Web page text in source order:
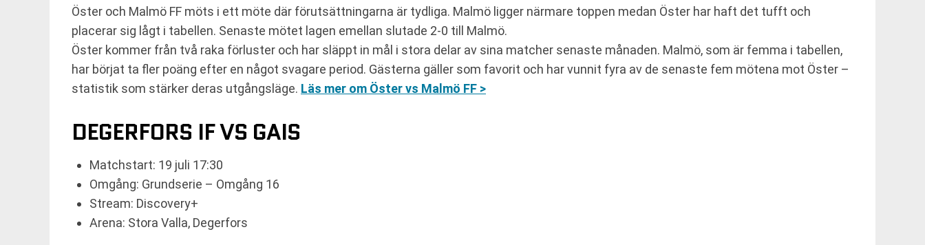
Öster och Malmö FF möts i ett möte där förutsättningarna är tydliga. Malmö ligger närmare toppen medan Öster har haft det tufft och
placerar sig lågt i tabellen. Senaste mötet lagen emellan slutade 2-0 till Malmö.
Öster kommer från två raka förluster och har släppt in mål i stora delar av sina matcher senaste månaden. Malmö, som är femma i tabellen,
har börjat ta fler poäng efter en något svagare period. Gästerna gäller som favorit och har vunnit fyra av de senaste fem mötena mot Öster –
statistik som stärker deras utgångsläge. Läs mer om Öster vs Malmö FF >
DEGERFORS IF VS GAIS
Matchstart: 19 juli 17:30
Omgång: Grundserie – Omgång 16
Stream: Discovery+
Arena: Stora Valla, Degerfors